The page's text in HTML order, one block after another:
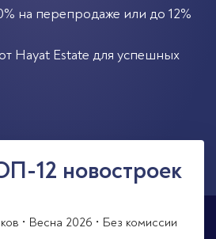
на перепродаже или до 12%
Hayat Estate для успешных
12 новостроек
• Весна 2026 • Без комиссии